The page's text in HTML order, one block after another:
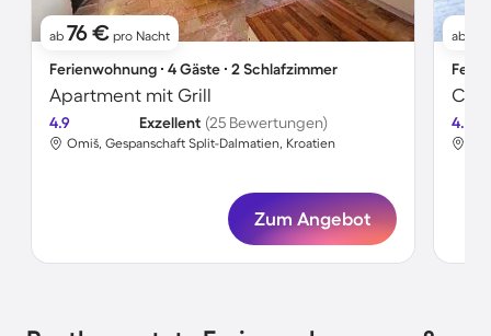
ab 76 € pro Nacht
Ferienwohnung ∙ 4 Gäste ∙ 2 Schlafzimmer
Apartment mit Grill
4.9 Exzellent (25 Bewertungen)
Omiš, Gespanschaft Split-Dalmatien, Kroatien
Zum Angebot
ab
4.6